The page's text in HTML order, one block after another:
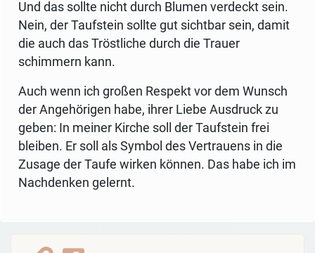
Und das sollte nicht durch Blumen verdeckt sein.
Nein, der Taufstein sollte gut sichtbar sein, damit
die auch das Tröstliche durch die Trauer
schimmern kann.
Auch wenn ich großen Respekt vor dem Wunsch
der Angehörigen habe, ihrer Liebe Ausdruck zu
geben: In meiner Kirche soll der Taufstein frei
bleiben. Er soll als Symbol des Vertrauens in die
Zusage der Taufe wirken können. Das habe ich im
Nachdenken gelernt.